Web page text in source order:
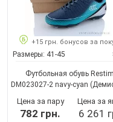
+15 грн. бонусов за
Размеры: 41-45
Футбольная обувь
DM023027-2 navy-cyan
Цена за пару
782 грн.
Цена за
6 261